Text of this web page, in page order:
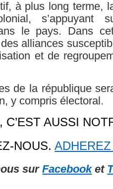
à plus long terme,
s’appuyant
le pays. Dans
alliances
et de
de la république
y compris électoral.
C’EST AUSSI
NOUS.
surFacebooket